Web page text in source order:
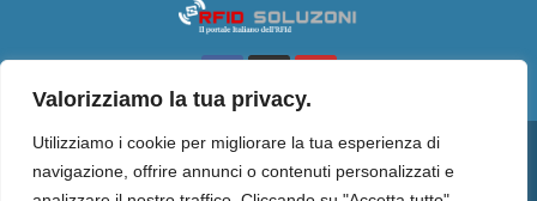
Valorizziamo la tua privacy.
Utilizziamo i cookie per migliorare la tua esperienza di
navigazione, offrire annunci o contenuti personalizzati e
Proudly powered by WordPress|Tema:NewsupdiThemeansar